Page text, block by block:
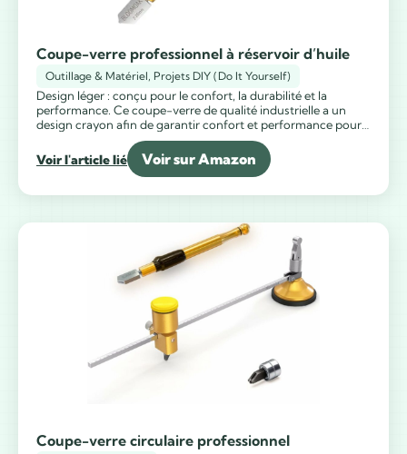
Coupe-verre professionnel à réservoir d’huile
Outillage & Matériel Projets DIY (Do It Yourself)
Design léger : conçu pour le confort, la durabilité et la
performance. Ce coupe-verre de qualité industrielle a un
design crayon afin de garantir confort et performance pour
l’utilisateur. Auto-huilant : le coupe-verre est auto-huilant,
lorsque la pression est appliquée, un système de distribution
d’huile automatique maintient la roue lubrifiée chaque fois
Voir l'article lié Voir sur Amazon
Coupe-verre circulaire professionnel